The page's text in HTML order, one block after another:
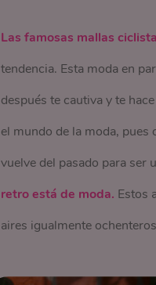
Las famosas mallas
tendencia. Esta moda en
después te cautiva y te
el mundo de la moda, pues
vuelve del pasado para ser
retro está de moda. Estos
aires igualmente